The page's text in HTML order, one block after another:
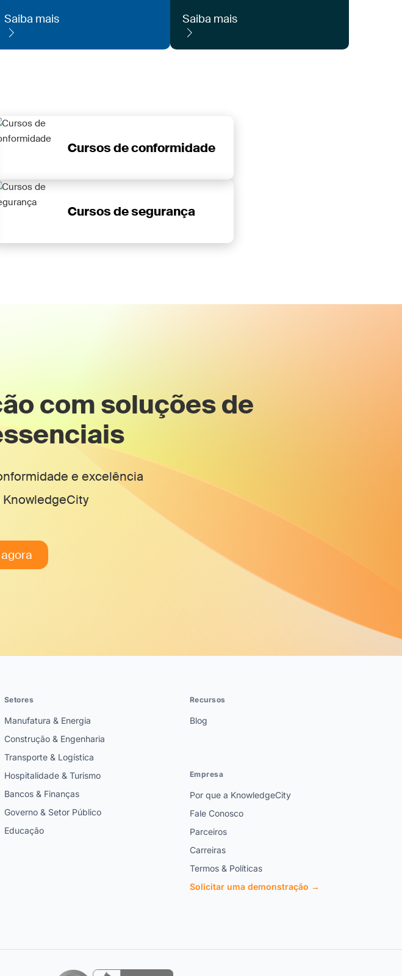
Saiba mais Saiba mais
Cursos de conformidade
Cursos de segurança
com soluções de
e excelência
Setores
Manufatura & Energia
Construção & Engenharia
Transporte & Logística
Hospitalidade & Turismo
Bancos & Finanças
Governo & Setor Público
Educação
Recursos
Blog
Empresa
Por que a KnowledgeCity
Fale Conosco
Parceiros
Carreiras
Termos & Políticas
Solicitar uma demonstração →